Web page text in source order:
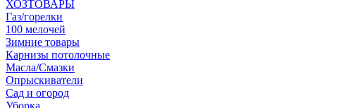
ХОЗТОВАРЫ
Газ/горелки
100 мелочей
Зимние товары
Карнизы потолочные
Масла/Смазки
Опрыскиватели
Сад и огород
Уборка